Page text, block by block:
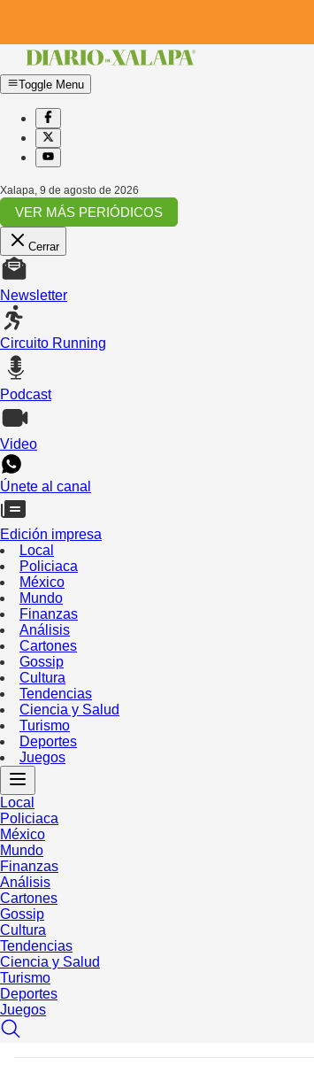
Toggle Menu
Xalapa, 9 de agosto de 2026
VER MÁS PERIÓDICOS
Cerrar
Newsletter
Circuito Running
Podcast
Video
Únete al canal
Edición impresa
Local
Policiaca
México
Mundo
Finanzas
Análisis
Cartones
Gossip
Cultura
Tendencias
Ciencia y Salud
Turismo
Deportes
Juegos
Local
Policiaca
México
Mundo
Finanzas
Análisis
Cartones
Gossip
Cultura
Tendencias
Ciencia y Salud
Turismo
Deportes
Juegos